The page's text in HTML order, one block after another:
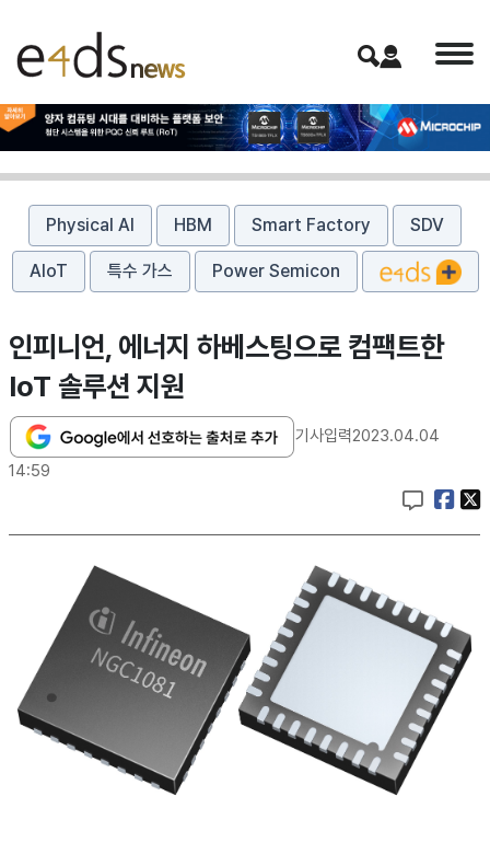
Physical AI HBM Smart Factory SDV
AIoT 특수 가스 Power Semicon
인피니언, 에너지 하베스팅으로 컴팩트한
IoT 솔루션 지원
기사입력2023.04.04
14:59